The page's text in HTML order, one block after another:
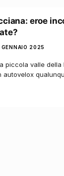
eroe
GENNAIO 2025
piccola valle della
autovelox